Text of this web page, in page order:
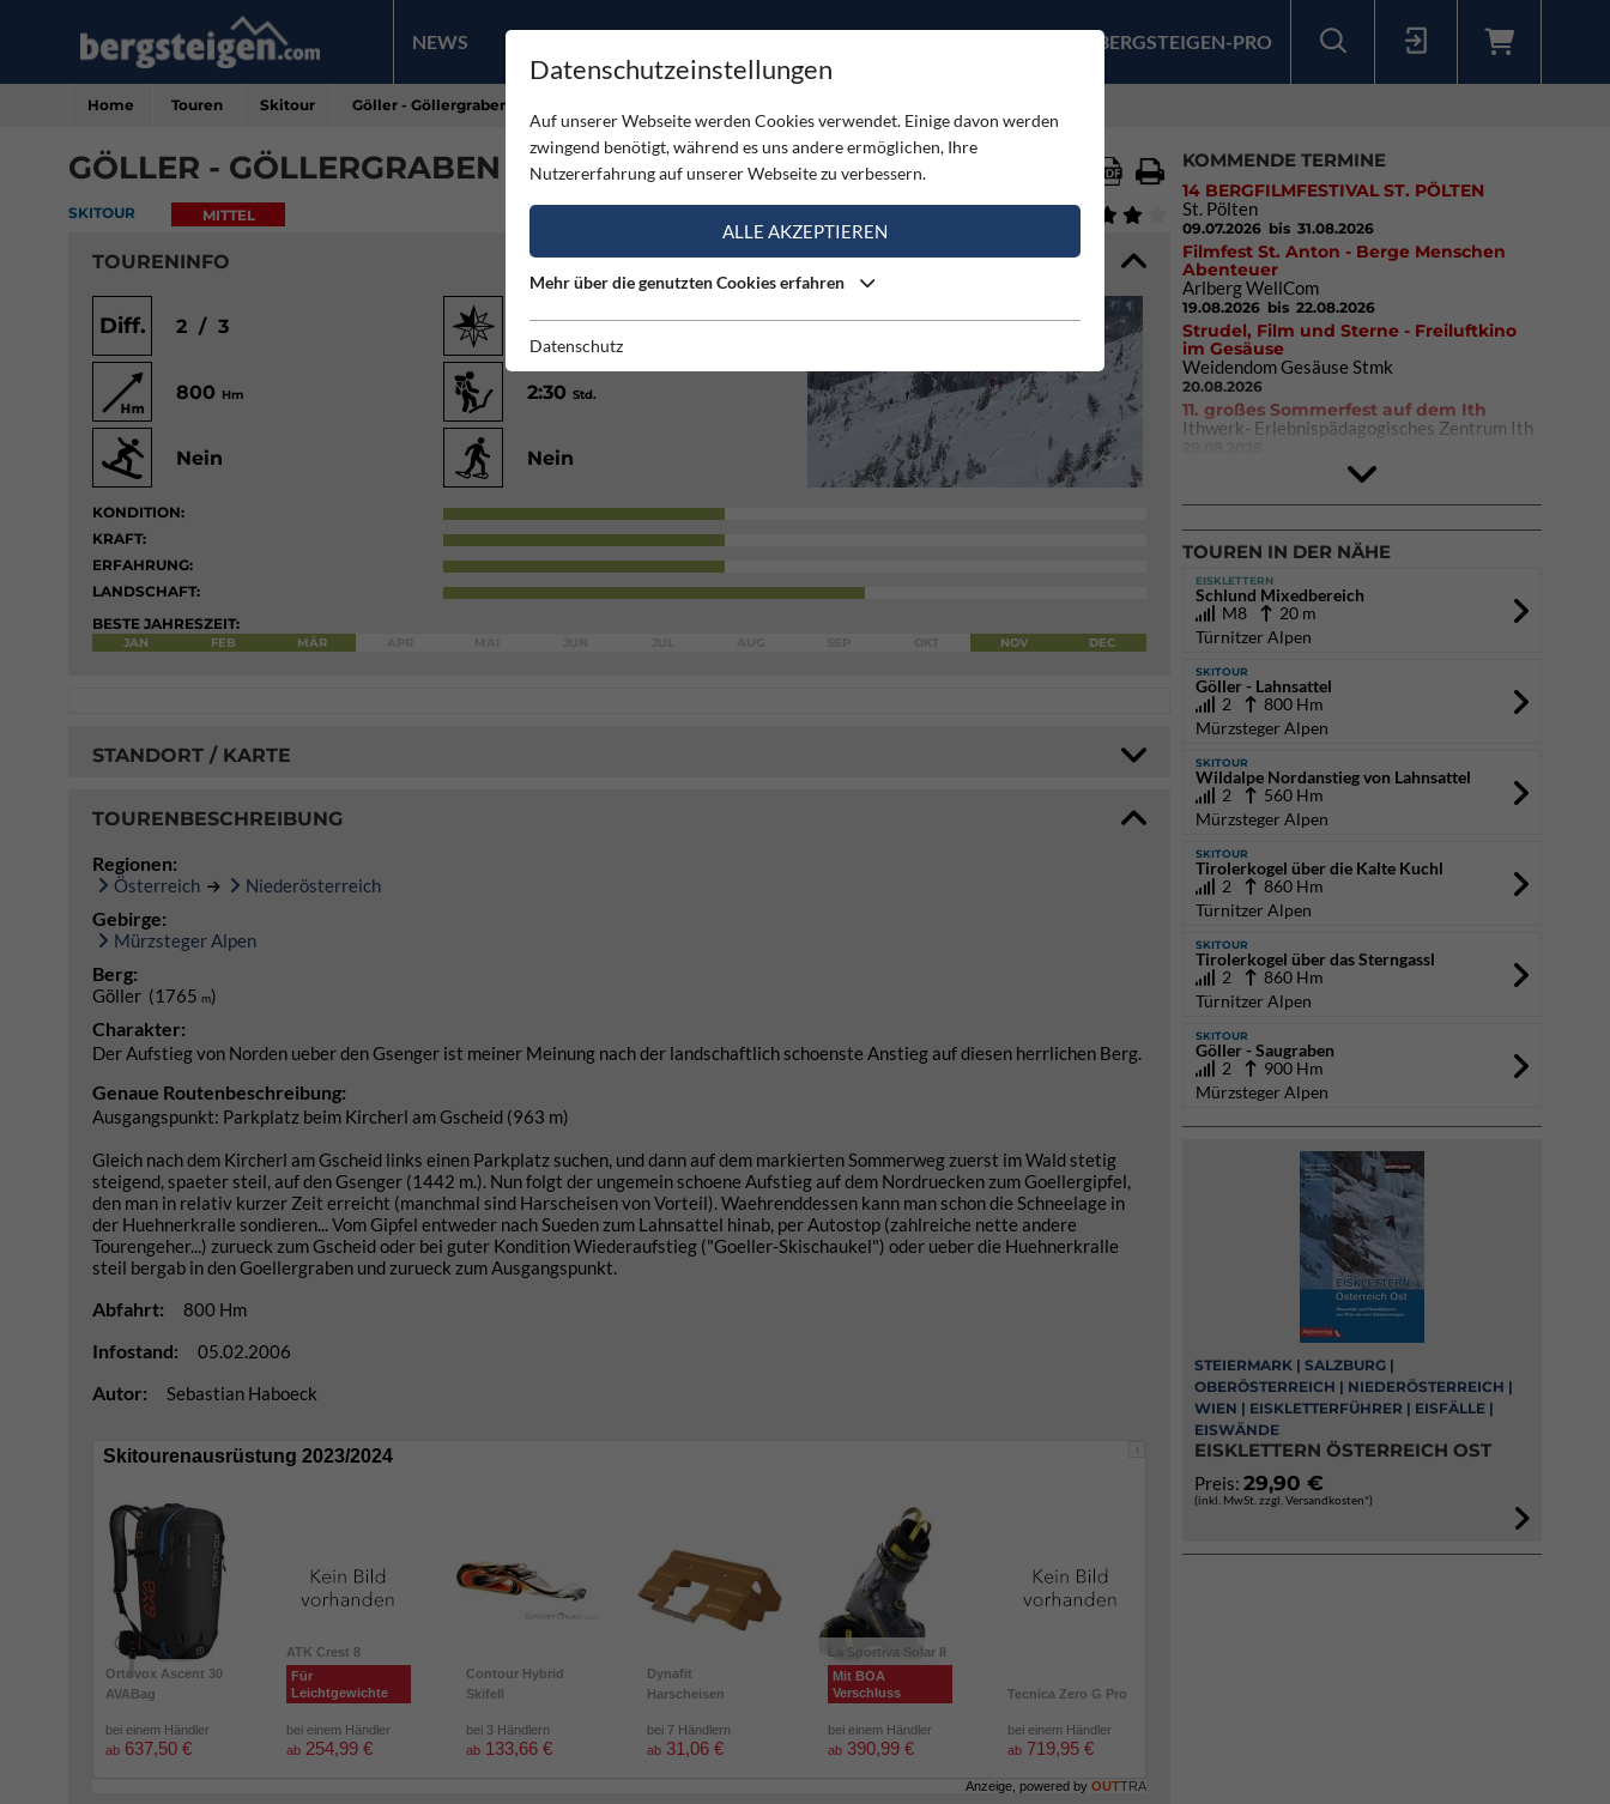
NEWS PRODUKTE BERGSTEIGEN-PRO
Home Touren Skitour Göller - Göllergraben vom Gscheid
GÖLLER - GÖLLERGRABEN VOM GSCHEID
SKITOUR MITTEL
TOURENINFO
Diff. 2 / 3 Nordwest
800 Hm 2:30Std.
Nein Nein
KONDITION:
KRAFT:
ERFAHRUNG:
LANDSCHAFT:
BESTE JAHRESZEIT:
JAN FEB MÄR NOV DEC
STANDORT / KARTE
TOURENBESCHREIBUNG
Regionen:
Österreich Niederösterreich
Gebirge:
Mürzsteger Alpen
Berg:
Göller (1765 m)
Charakter:
Der Aufstieg von Norden ueber den Gsenger ist meiner Meinung nach der landschaftlich schoenste Anstieg auf diesen herrlichen Berg.
Genaue Routenbeschreibung:
Ausgangspunkt: Parkplatz beim Kircherl am Gscheid (963 m)
Gleich nach dem Kircherl am Gscheid links einen Parkplatz suchen, und dann auf dem markierten Sommerweg zuerst im Wald stetig
steigend, spaeter steil, auf den Gsenger (1442 m.). Nun folgt der ungemein schoene Aufstieg auf dem Nordruecken zum Goellergipfel,
den man in relativ kurzer Zeit erreicht (manchmal sind Harscheisen von Vorteil). Waehrenddessen kann man schon die Schneelage in
der Huehnerkralle sondieren... Vom Gipfel entweder nach Sueden zum Lahnsattel hinab, per Autostop (zahlreiche nette andere
Tourengeher...) zurueck zum Gscheid oder bei guter Kondition Wiederaufstieg ("Goeller-Skischaukel") oder ueber die Huehnerkralle
steil bergab in den Goellergraben und zurueck zum Ausgangspunkt.
Abfahrt: 800 Hm
Infostand: 05.02.2006
Autor: Sebastian Haboeck
i
Skitourenausrüstung 2023/2024
Ortovox Ascent 30
AVABag
bei einem Händler
ab 637,50 €
ATK Crest 8
Für
Leichtgewichte
bei einem Händler
ab 254,99 €
Contour Hybrid
Skifell
bei 3 Händlern
ab 133,66 €
Dynafit
Harscheisen
bei 7 Händlern
ab 31,06 €
La Sportiva Solar II
Mit BOA
Verschluss
bei einem Händler
ab 390,99 €
Tecnica Zero G Pro
bei einem Händler
ab 719,95 €
Anzeige, powered by OUTTRA
KOMMENDE TERMINE
14 BERGFILMFESTIVAL ST. PÖLTEN
St. Pölten
09.07.2026 bis 31.08.2026
Filmfest St. Anton - Berge Menschen
Abenteuer
Arlberg WellCom
19.08.2026 bis 22.08.2026
Strudel, Film und Sterne - Freiluftkino
im Gesäuse
Weidendom Gesäuse Stmk
20.08.2026
11. großes Sommerfest auf dem Ith
Ithwerk- Erlebnispädagogisches Zentrum Ith
DAV Kletter- & Boulderzentrum München
Süd (Thalkirchen)
TOUREN IN DER NÄHE
EISKLETTERN
Schlund Mixedbereich
M8
20 m
Türnitzer Alpen
SKITOUR
Göller - Lahnsattel
2
800 Hm
Mürzsteger Alpen
SKITOUR
Wildalpe Nordanstieg von Lahnsattel
2
560 Hm
Mürzsteger Alpen
SKITOUR
Tirolerkogel über die Kalte Kuchl
2
860 Hm
Türnitzer Alpen
SKITOUR
Tirolerkogel über das Sterngassl
2
860 Hm
Türnitzer Alpen
SKITOUR
Göller - Saugraben
2
900 Hm
Mürzsteger Alpen
STEIERMARK | SALZBURG |
OBERÖSTERREICH | NIEDERÖSTERREICH |
WIEN | EISKLETTERFÜHRER | EISFÄLLE |
EISWÄNDE
EISKLETTERN ÖSTERREICH OST
Preis: 29,90 €
(inkl. MwSt. zzgl. Versandkosten*)
Datenschutzeinstellungen
Auf unserer Webseite werden Cookies verwendet. Einige davon werden
zwingend benötigt, während es uns andere ermöglichen, Ihre
Nutzererfahrung auf unserer Webseite zu verbessern.
ALLE AKZEPTIEREN
Mehr über die genutzten Cookies erfahren
Datenschutz